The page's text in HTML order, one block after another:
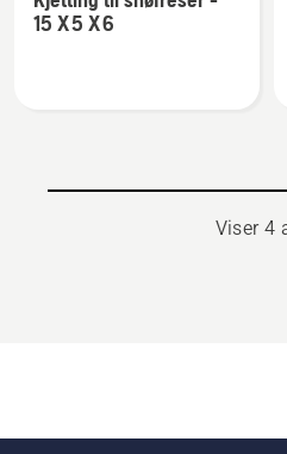
detaljer
om
15 X 5 X 6
Viser 4